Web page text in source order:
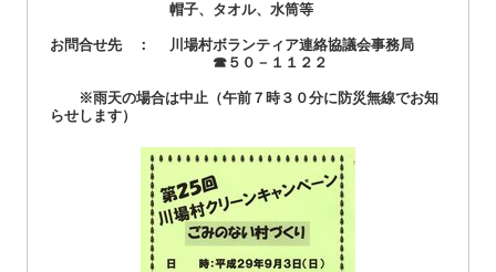
帽子、タオル、水筒等
お問合せ先 ： 川場村ボランティア連絡協議会事務局
☎５０－１１２２
※雨天の場合は中止（午前７時３０分に防災無線でお知
らせします）